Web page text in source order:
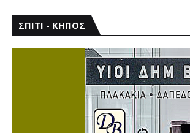
ΣΠΙΤΙ - ΚΗΠΟΣ